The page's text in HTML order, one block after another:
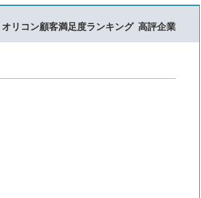
オリコン顧客満足度ランキング 高評企業